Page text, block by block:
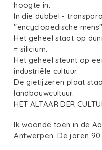
hoogte in.
In die dubbel -
"encyclopedische
Het geheel staat op
= silicium.
Het geheel steunt op
industriële cultuur.
De gietijzeren plaat
landbouwcultuur.
HET ALTAAR DER
Ik woonde toen in de
Antwerpen. De jaren 90